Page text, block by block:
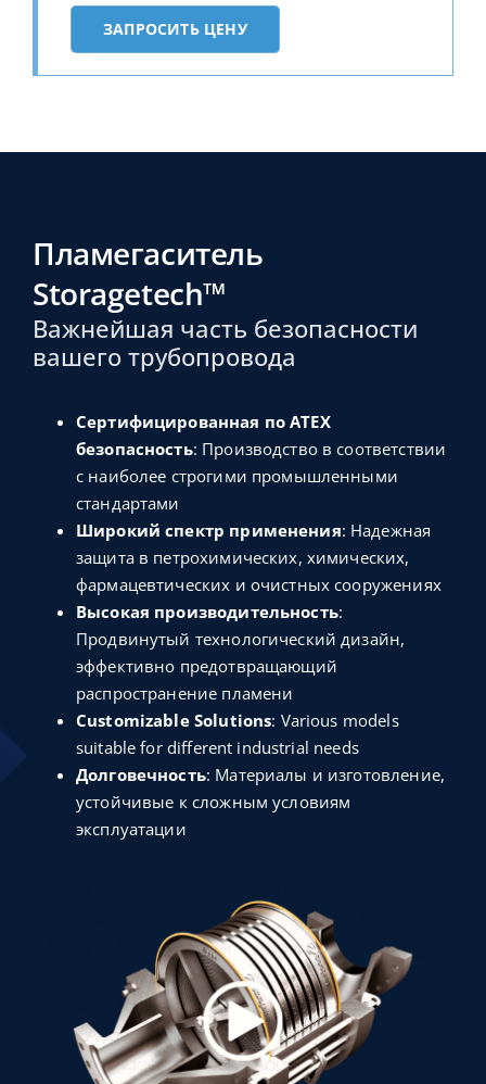
ЗАПРОСИТЬ ЦЕНУ
Пламегаситель
Storagetech™
Важнейшая часть безопасности
вашего трубопровода
Сертифицированная по ATEX
безопасность: Производство в соответствии
с наиболее строгими промышленными
стандартами
Широкий спектр применения: Надежная
защита в петрохимических, химических,
фармацевтических и очистных сооружениях
Высокая производительность:
Продвинутый технологический дизайн,
эффективно предотвращающий
распространение пламени
Customizable Solutions: Various models
suitable for different industrial needs
Долговечность: Материалы и изготовление,
устойчивые к сложным условиям
эксплуатации